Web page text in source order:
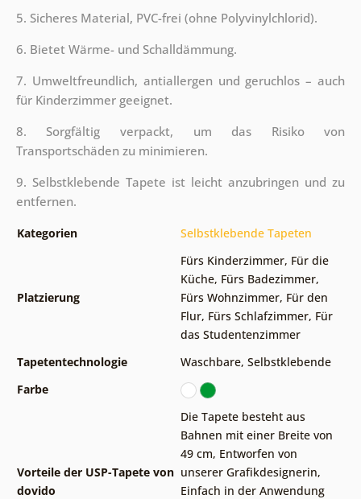
5. Sicheres Material, PVC-frei (ohne Polyvinylchlorid).
6. Bietet Wärme- und Schalldämmung.
7. Umweltfreundlich, antiallergen und geruchlos – auch
für Kinderzimmer geeignet.
8. Sorgfältig verpackt, um das Risiko von
Transportschäden zu minimieren.
9. Selbstklebende Tapete ist leicht anzubringen und zu
entfernen.
Kategorien Selbstklebende Tapeten
Platzierung
Fürs Kinderzimmer, Für die
Küche, Fürs Badezimmer,
Fürs Wohnzimmer, Für den
Flur, Fürs Schlafzimmer, Für
das Studentenzimmer
Tapetentechnologie
Waschbare, Selbstklebende
Farbe
Vorteile der USP-Tapete von
dovido
Die Tapete besteht aus
Bahnen mit einer Breite von
49 cm, Entworfen von
unserer Grafikdesignerin,
Einfach in der Anwendung